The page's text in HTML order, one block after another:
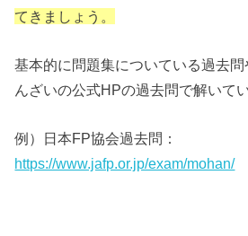
てきましょう。
基本的に問題集についている過去
んざいの公式HPの過去問で解いて
例）日本FP協会過去問：
https://www.jafp.or.jp/exam/mohan/